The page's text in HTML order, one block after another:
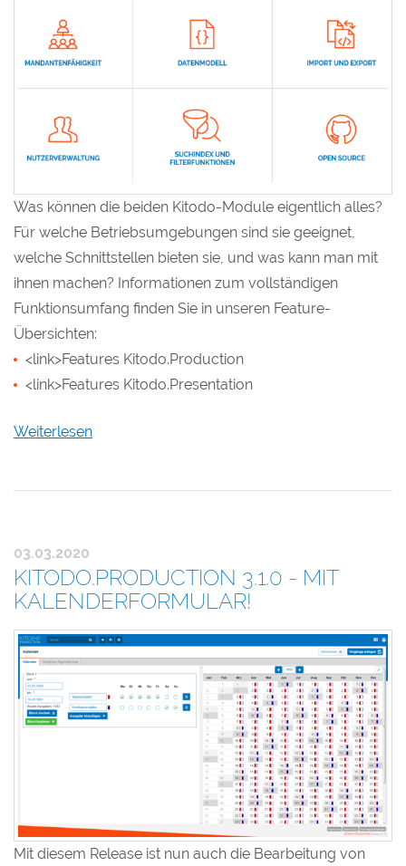
Was können die beiden Kitodo-Module eigentlich alles?
Für welche Betriebsumgebungen sind sie geeignet,
welche Schnittstellen bieten sie, und was kann man mit
ihnen machen? Informationen zum vollständigen
Funktionsumfang finden Sie in unseren Feature-
Übersichten:
<link>Features Kitodo.Production
<link>Features Kitodo.Presentation
Weiterlesen
03.03.2020
KITODO.PRODUCTION 3.1.0 - MIT
KALENDERFORMULAR!
Mit diesem Release ist nun auch die Bearbeitung von